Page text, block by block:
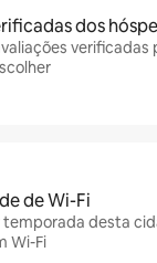
dos
verificadas
de Wi-Fi
temporada desta
Wi-Fi